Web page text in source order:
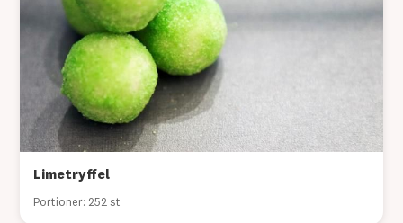
Limetryffel
Portioner: 252 st